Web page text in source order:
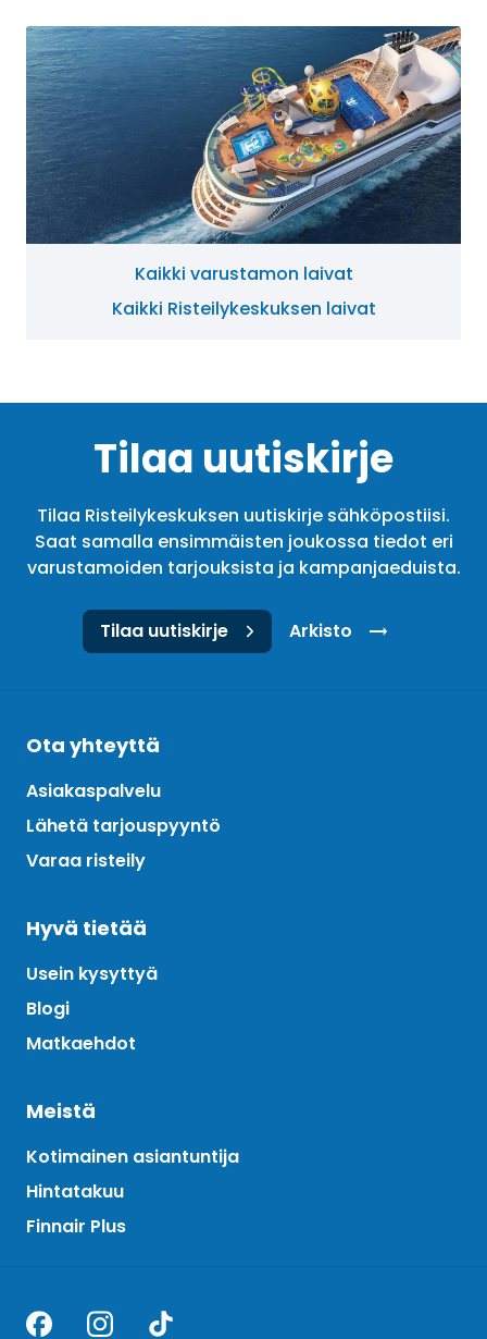
Kaikki varustamon laivat
Kaikki Risteilykeskuksen laivat
Tilaa uutiskirje
Tilaa Risteilykeskuksen uutiskirje sähköpostiisi.
Saat samalla ensimmäisten joukossa tiedot eri
varustamoiden tarjouksista ja kampanjaeduista.
Tilaa uutiskirje Arkisto
Ota yhteyttä
Asiakaspalvelu
Lähetä tarjouspyyntö
Varaa risteily
Hyvä tietää
Usein kysyttyä
Blogi
Matkaehdot
Meistä
Kotimainen asiantuntija
Hintatakuu
Finnair Plus